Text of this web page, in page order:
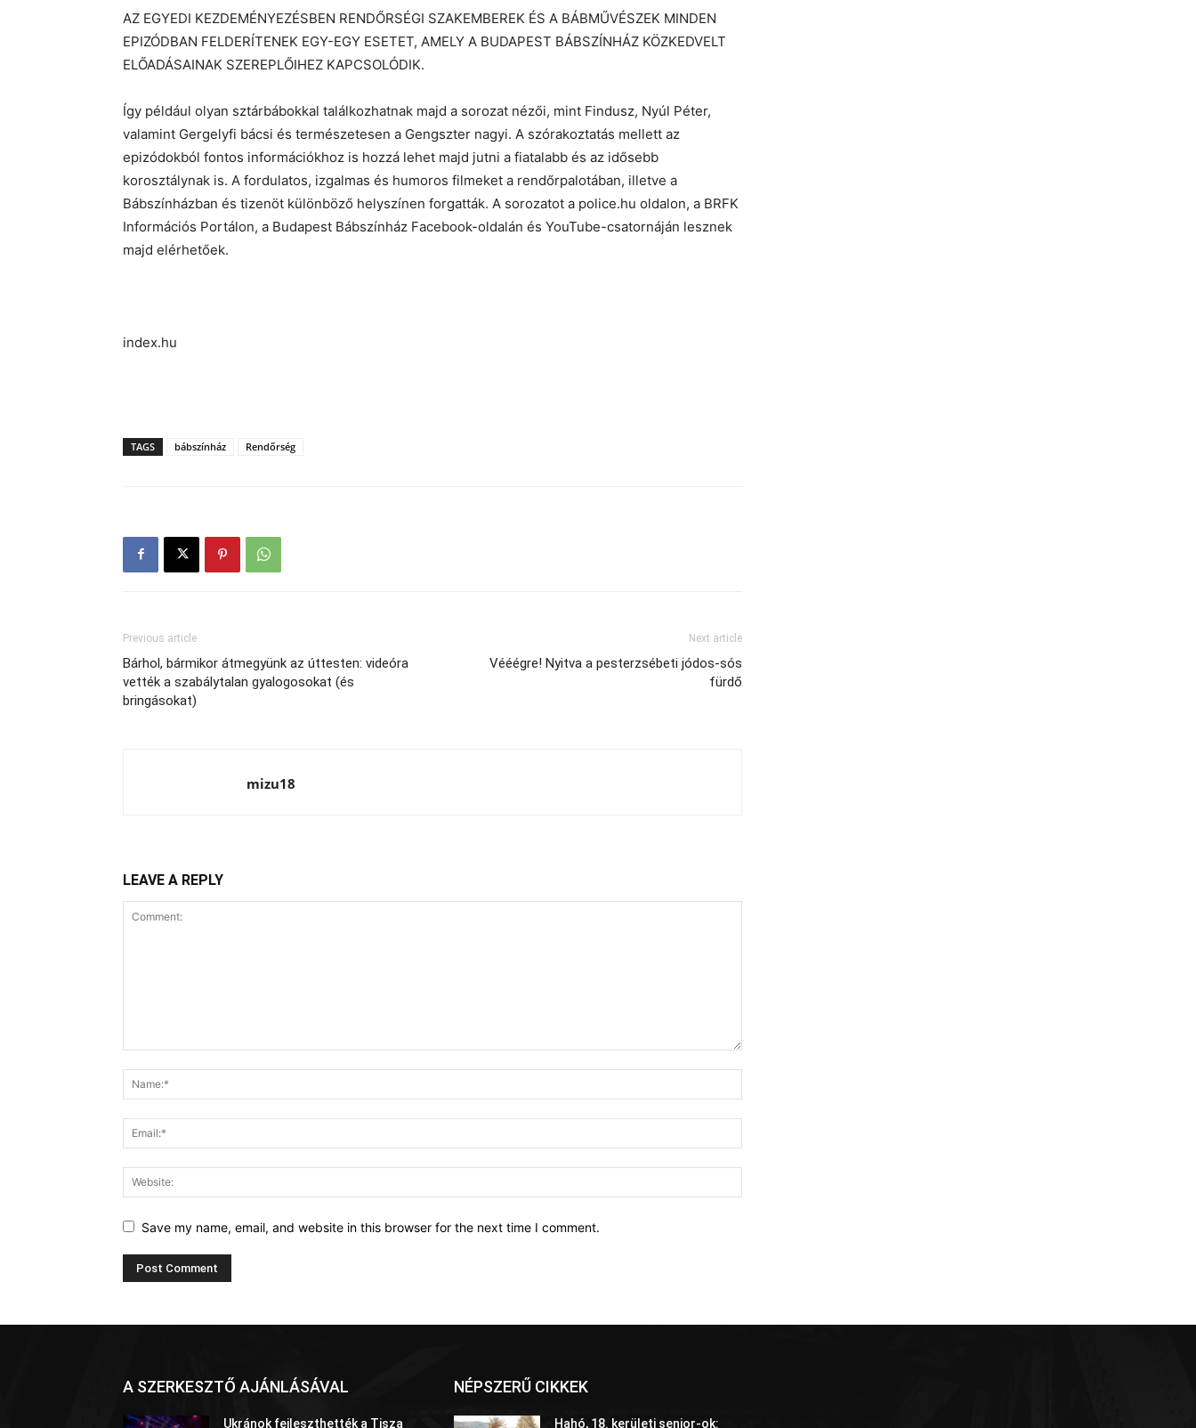
AZ EGYEDI KEZDEMÉNYEZÉSBEN RENDŐRSÉGI SZAKEMBEREK ÉS A BÁBMŰVÉSZEK MINDEN
EPIZÓDBAN FELDERÍTENEK EGY-EGY ESETET, AMELY A BUDAPEST BÁBSZÍNHÁZ KÖZKEDVELT
ELŐADÁSAINAK SZEREPLŐIHEZ KAPCSOLÓDIK.
Így például olyan sztárbábokkal találkozhatnak majd a sorozat nézői, mint Findusz, Nyúl Péter,
valamint Gergelyfi bácsi és természetesen a Gengszter nagyi. A szórakoztatás mellett az
epizódokból fontos információkhoz is hozzá lehet majd jutni a fiatalabb és az idősebb
korosztálynak is. A fordulatos, izgalmas és humoros filmeket a rendőrpalotában, illetve a
Bábszínházban és tizenöt különböző helyszínen forgatták. A sorozatot a police.hu oldalon, a BRFK
Információs Portálon, a Budapest Bábszínház Facebook-oldalán és YouTube-csatornáján lesznek
majd elérhetőek.
index.hu
TAGS bábszínház Rendőrség
Previous article
Bárhol, bármikor átmegyünk az úttesten: videóra
vették a szabálytalan gyalogosokat (és
bringásokat)
Next article
Vééégre! Nyitva a pesterzsébeti jódos-sós
fürdő
mizu18
LEAVE A REPLY
Save my name, email, and website in this browser for the next time I comment.
A SZERKESZTŐ AJÁNLÁSÁVAL
Ukránok fejleszthették a Tisza
NÉPSZERŰ CIKKEK
Hahó, 18. kerületi senior-ok: